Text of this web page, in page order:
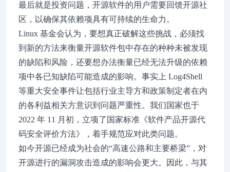
最后就是投资问题，开源软件的用户需要回馈开源社
区，以确保其依赖项具有可持续的生命力。
Linux 基金会认为，要想真正破解这些挑战，必须找
到新的方法来衡量开源软件包中存在的种种未被发现
的缺陷和风险，还要想办法衡量已经无法升级的依赖
项中各已知缺陷可能造成的影响。事实上 Log4Shell
等重大安全事件让包括行业主导方和政策制定者在内
的各利益相关方意识到问题严重性。我们国家也于
2022 年 11 月初，立项了国家标准《软件产品开源代
码安全评价方法》，着手规范应对此类问题。
如今开源已经成为社会的“高速公路和主要桥梁”，对
开源进行的漏洞攻击造成的影响会更大。因此，与其